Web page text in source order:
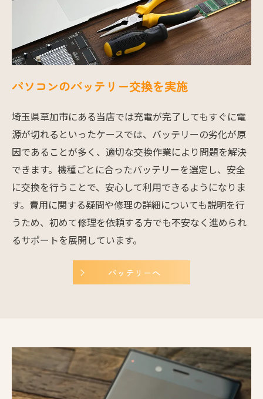
パソコンのバッテリー交換を実施
埼玉県草加市にある当店では充電が完了してもすぐに電
源が切れるといったケースでは、バッテリーの劣化が原
因であることが多く、適切な交換作業により問題を解決
できます。機種ごとに合ったバッテリーを選定し、安全
に交換を行うことで、安心して利用できるようになりま
す。費用に関する疑問や修理の詳細についても説明を行
うため、初めて修理を依頼する方でも不安なく進められ
るサポートを展開しています。
バッテリーへ